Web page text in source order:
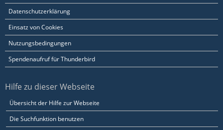
Datenschutzerklärung
Einsatz von Cookies
Nutzungsbedingungen
Spendenaufruf für Thunderbird
Hilfe zu dieser Webseite
Übersicht der Hilfe zur Webseite
Die Suchfunktion benutzen